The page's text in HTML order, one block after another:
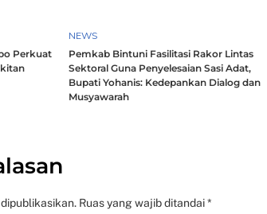
Perkuat
NEWS
Pemkab Bintuni Fasilitasi Rakor Lintas
Sektoral Guna Penyelesaian Sasi Adat,
Bupati Yohanis: Kedepankan Dialog dan
Musyawarah
Ruas yang wajib ditandai*